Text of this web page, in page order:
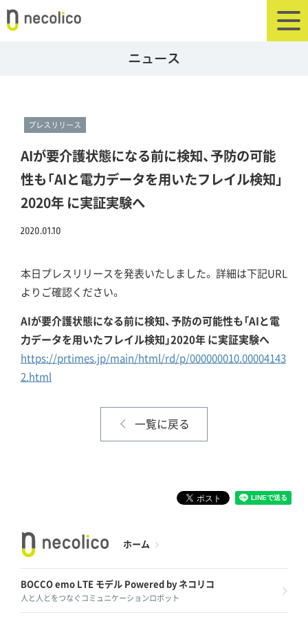
ニュース
プレスリリース
AIが要介護状態になる前に検知、予防の可能
性も「AIと電力データを用いたフレイル検知」
2020年 に実証実験へ
2020.01.10
本日プレスリリースを発表いたしました。 詳細は下記URL
よりご確認ください。
AIが要介護状態になる前に検知、予防の可能性も「AIと電
力データを用いたフレイル検知」2020年 に実証実験へ
https://prtimes.jp/main/html/rd/p/000000010.00004143
2.html
一覧に戻る
ホーム
BOCCO emo LTE モデル Powered by ネコリコ
人と人とをつなぐコミュニケーションロボット